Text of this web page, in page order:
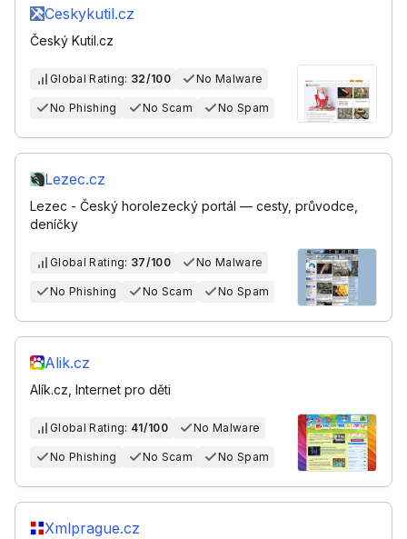
Ceskykutil.cz
Český Kutil.cz
Global Rating: 32/100 No Malware
No Phishing No Scam No Spam
Lezec.cz
Lezec - Český horolezecký portál — cesty, průvodce,
deníčky
Global Rating: 37/100 No Malware
No Phishing No Scam No Spam
Alik.cz
Alík.cz, Internet pro děti
Global Rating: 41/100 No Malware
No Phishing No Scam No Spam
Xmlprague.cz